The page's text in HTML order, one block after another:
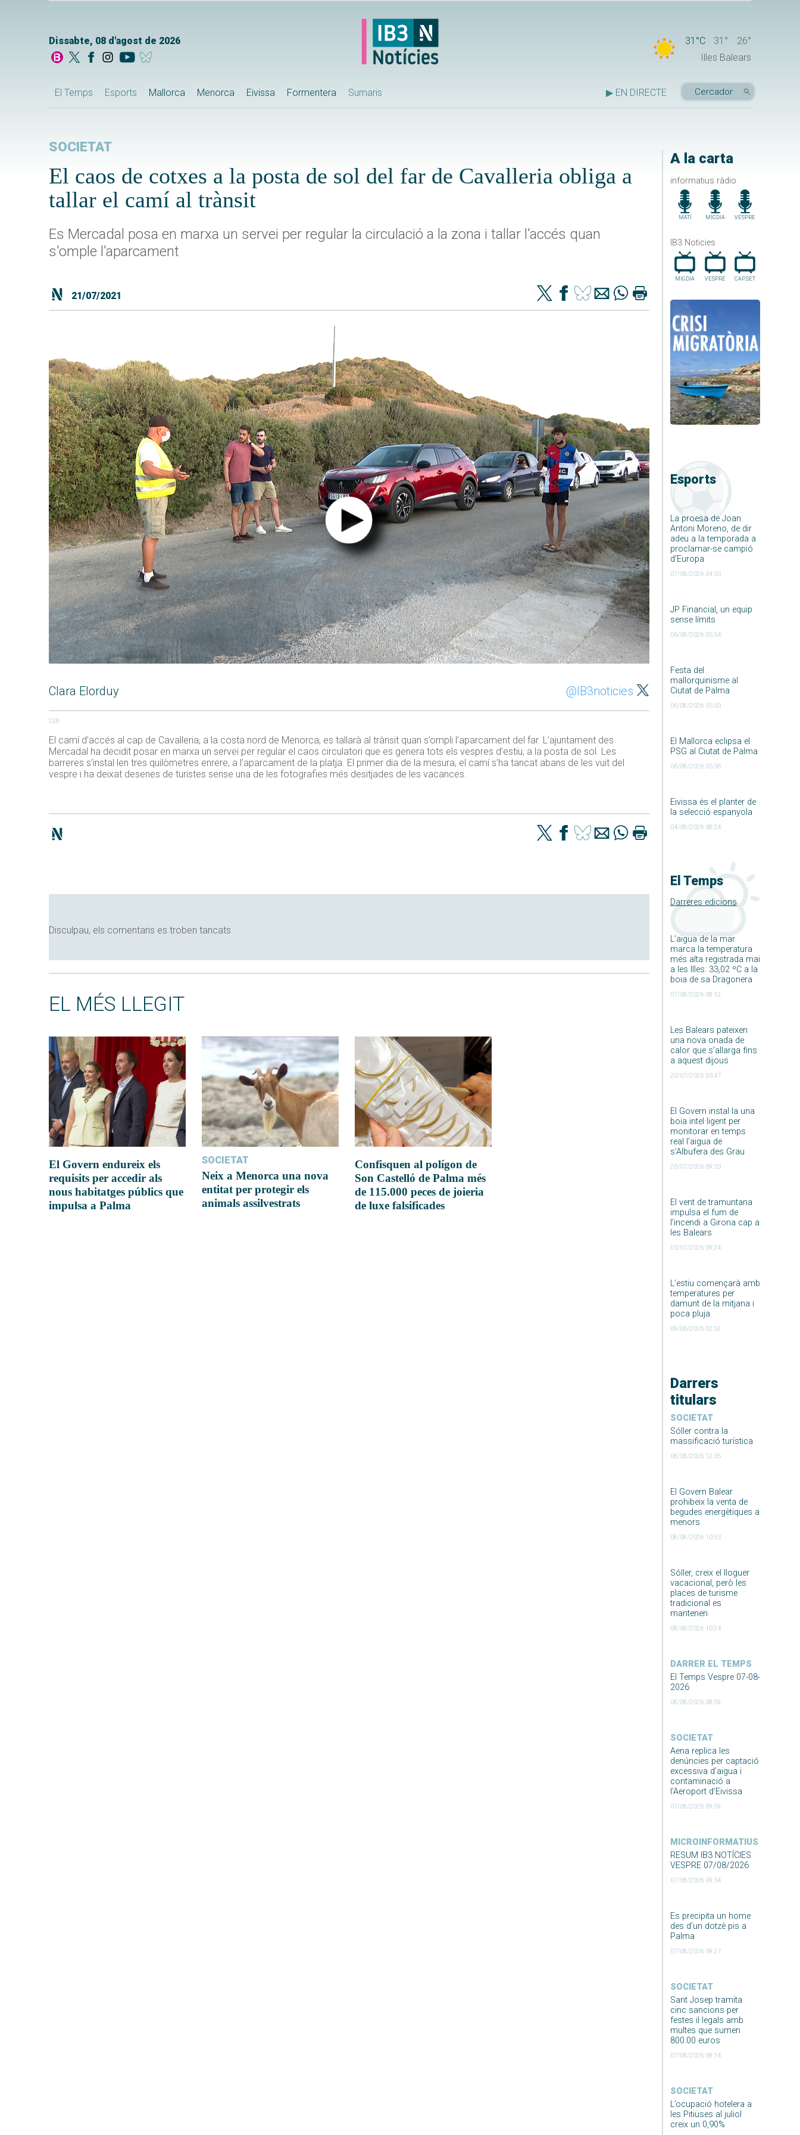
Dissabte, 08 d'agost de 2026 31°C 31°
26°
Illes Balears
El Temps Esports Mallorca Menorca Eivissa Formentera Sumaris ▶ EN DIRECTE
A la carta
informatius ràdio
MATÍ MIGDIA VESPRE
IB3 Noticies
MIGDIA VESPRE CAP.SET
Esports
La proesa de Joan
Antoni Moreno, de dir
adeu a la temporada a
proclamar-se campió
d’Europa
07/08/2026 04:50
JP Financial, un equip
sense límits
06/08/2026 05:54
Festa del
mallorquinisme al
Ciutat de Palma
06/08/2026 05:50
El Mallorca eclipsa el
PSG al Ciutat de Palma
06/08/2026 05:36
Eivissa és el planter de
la selecció espanyola
04/08/2026 08:24
El Temps
Darreres edicions
L’aigua de la mar
marca la temperatura
més alta registrada mai
a les Illes: 33,02 ºC a la
boia de sa Dragonera
07/08/2026 08:12
Les Balears pateixen
una nova onada de
calor que s’allarga fins
a aquest dijous
20/07/2026 03:47
El Govern instal·la una
boia intel·ligent per
monitorar en temps
real l’aigua de
s’Albufera des Grau
20/07/2026 09:33
El vent de tramuntana
impulsa el fum de
l’incendi a Girona cap a
les Balears
03/07/2026 09:24
L’estiu començarà amb
temperatures per
damunt de la mitjana i
poca pluja
09/06/2026 02:52
Darrers
titulars
SOCIETAT
Sóller contra la
massificació turística
08/08/2026 12:05
El Govern Balear
prohibeix la venta de
begudes energètiques a
menors
08/08/2026 10:53
Sóller, creix el lloguer
vacacional, però les
places de turisme
tradicional es
mantenen
08/08/2026 10:24
DARRER EL TEMPS
El Temps Vespre 07-08-
2026
08/08/2026 08:59
SOCIETAT
Aena replica les
denúncies per captació
excessiva d’aigua i
contaminació a
l’Aeroport d’Eivissa
07/08/2026 09:59
MICROINFORMATIUS
RESUM IB3 NOTÍCIES
VESPRE 07/08/2026
07/08/2026 09:34
Es precipita un home
des d’un dotzè pis a
Palma
07/08/2026 09:27
SOCIETAT
Sant Josep tramita
cinc sancions per
festes il·legals amb
multes que sumen
800.00 euros
07/08/2026 09:14
SOCIETAT
L’ocupació hotelera a
les Pitiüses al juliol
creix un 0,90%
SOCIETAT
El caos de cotxes a la posta de sol del far de Cavalleria obliga a
tallar el camí al trànsit
Es Mercadal posa en marxa un servei per regular la circulació a la zona i tallar l'accés quan
s'omple l'aparcament
21/07/2021
Clara Elorduy @IB3noticies
228
El camí d’accés al cap de Cavalleria, a la costa nord de Menorca, es tallarà al trànsit quan s’ompli l’aparcament del far. L’ajuntament des
Mercadal ha decidit posar en marxa un servei per regular el caos circulatori que es genera tots els vespres d’estiu, a la posta de sol. Les
barreres s’instal·len tres quilòmetres enrere, a l’aparcament de la platja. El primer dia de la mesura, el camí s’ha tancat abans de les vuit del
vespre i ha deixat desenes de turistes sense una de les fotografies més desitjades de les vacances.
Disculpau, els comentaris es troben tancats
EL MÉS LLEGIT
El Govern endureix els
requisits per accedir als
nous habitatges públics que
impulsa a Palma
SOCIETAT
Neix a Menorca una nova
entitat per protegir els
animals assilvestrats
Confisquen al polígon de
Son Castelló de Palma més
de 115.000 peces de joieria
de luxe falsificades